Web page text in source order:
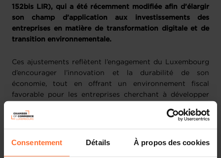
Consentement Détails À propos des cookies
152bis LIR), qui a été récemment modifiée afin d’élargir
son champ d’application aux investissements des
entreprises en matière de transformation digitale et de
transition environnementale.
Ces ajustements reflètent l’engagement du Luxembourg
d’encourager l’innovation et la durabilité de son
économie, tout en offrant un environnement fiscal
favorable pour les entreprises cherchant à développer
évolution.
Cet évènement a réuni des intervenants de renom, dont